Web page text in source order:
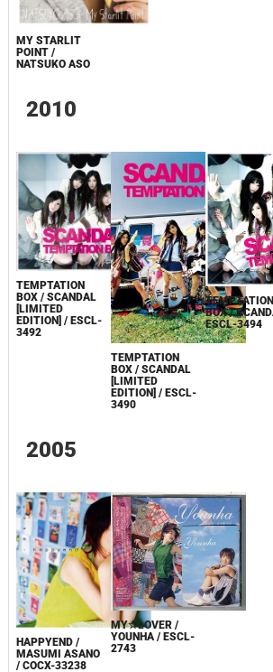
MY STARLIT
POINT /
NATSUKO ASO
2010
TEMPTATION
BOX / SCANDAL
[LIMITED
EDITION] / ESCL-
3492
TEMPTATION
BOX / SCANDAL
[LIMITED
EDITION] / ESCL-
3490
TEMPTATION
BOX /
ESCL-3494
2005
HAPPYEND /
MASUMI ASANO
/ COCX-33238
MY☆LOVER /
YOUNHA / ESCL-
2743